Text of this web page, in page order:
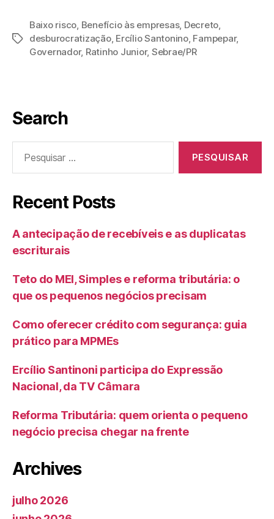
Baixo risco, Benefício às empresas, Decreto,
desburocratização, Ercílio Santonino, Fampepar,
Governador, Ratinho Junior, Sebrae/PR
Search
Recent Posts
A antecipação de recebíveis e as duplicatas
escriturais
Teto do MEI, Simples e reforma tributária: o
que os pequenos negócios precisam
Como oferecer crédito com segurança: guia
prático para MPMEs
Ercílio Santinoni participa do Expressão
Nacional, da TV Câmara
Reforma Tributária: quem orienta o pequeno
negócio precisa chegar na frente
Archives
julho 2026